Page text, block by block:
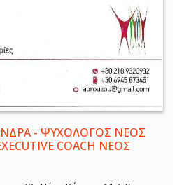
- ΨΥΧΟΛΟΓΟΣ ΝΕΟΣ
COACH ΝΕΟΣ